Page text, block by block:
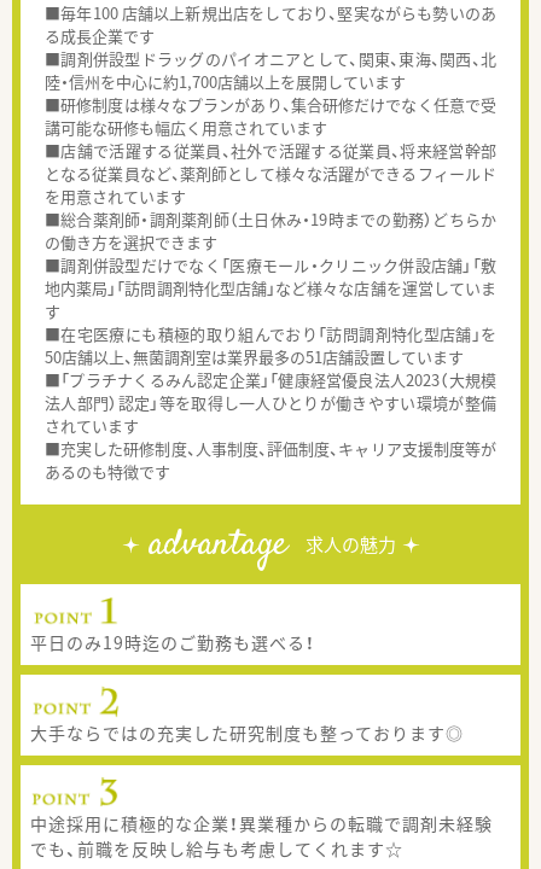
■毎年100 店舗以上新規出店をしており、堅実ながらも勢いのあ
る成長企業です
■調剤併設型ドラッグのパイオニアとして、関東、東海、関西、北
陸・信州を中心に約1,700店舗以上を展開しています
■研修制度は様々なプランがあり、集合研修だけでなく任意で受
講可能な研修も幅広く用意されています
■店舗で活躍する従業員、社外で活躍する従業員、将来経営幹部
となる従業員など、薬剤師として様々な活躍ができるフィールド
を用意されています
■総合薬剤師・調剤薬剤師（土日休み・19時までの勤務）どちらか
の働き方を選択できます
■調剤併設型だけでなく「医療モール・クリニック併設店舗」「敷
地内薬局」「訪問調剤特化型店舗」など様々な店舗を運営していま
す
■在宅医療にも積極的取り組んでおり「訪問調剤特化型店舗」を
50店舗以上、無菌調剤室は業界最多の51店舗設置しています
■「プラチナくるみん認定企業」「健康経営優良法人2023（大規模
法人部門）認定」等を取得し一人ひとりが働きやすい環境が整備
されています
■充実した研修制度、人事制度、評価制度、キャリア支援制度等が
あるのも特徴です
advantage 求人の魅力
平日のみ19時迄のご勤務も選べる！
大手ならではの充実した研究制度も整っております◎
中途採用に積極的な企業！異業種からの転職で調剤未経験
でも、前職を反映し給与も考慮してくれます☆